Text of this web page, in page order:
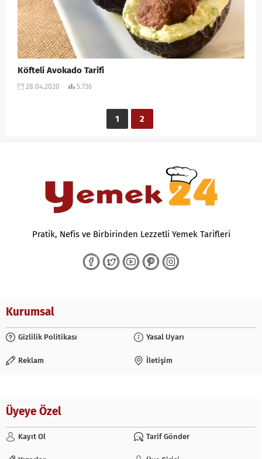
Köfteli Avokado Tarifi
28.04.2020 5.736
1 2
Pratik, Nefis ve Birbirinden Lezzetli Yemek Tarifleri
Kurumsal
Gizlilik Politikası Yasal Uyarı
Reklam İletişim
Üyeye Özel
Kayıt Ol Tarif Gönder